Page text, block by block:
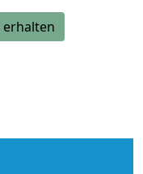
erhalten